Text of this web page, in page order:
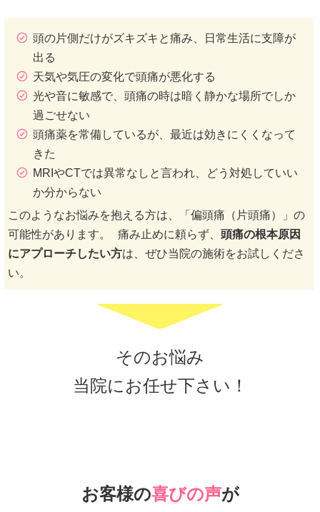
頭の片側だけがズキズキと痛み、日常生活に支障が
出る
天気や気圧の変化で頭痛が悪化する
光や音に敏感で、頭痛の時は暗く静かな場所でしか
過ごせない
頭痛薬を常備しているが、最近は効きにくくなって
きた
MRIやCTでは異常なしと言われ、どう対処していい
か分からない
このようなお悩みを抱える方は、「偏頭痛（片頭痛）」の
可能性があります。 痛み止めに頼らず、 頭痛の根本原因
にアプローチしたい方は、ぜひ当院の施術をお試しくださ
い。
そのお悩み
当院にお任せ下さい！
お客様の喜びの声が